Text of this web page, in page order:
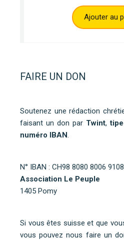
Ajouter au
FAIRE UN DON
Soutenez une rédaction
faisant un don par Twint,
numéro IBAN.
N° IBAN : CH98 8080 8006
Association Le Peuple
1405 Pomy
Si vous êtes suisse et que
vous pouvez nous faire un